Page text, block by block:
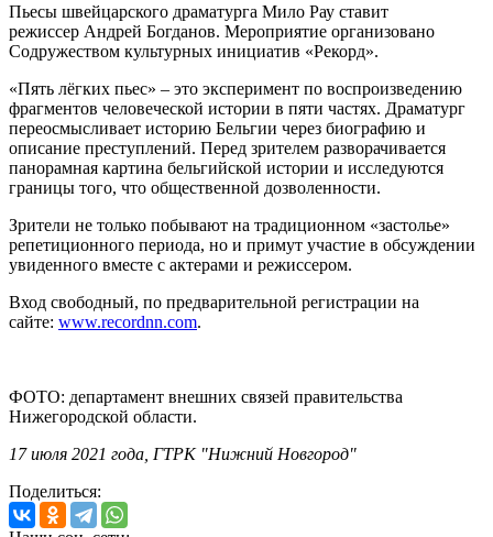
Пьесы швейцарского драматурга Мило Рау ставит
режиссер Андрей Богданов. Мероприятие организовано
Содружеством культурных инициатив «Рекорд».
«Пять лёгких пьес» – это эксперимент по воспроизведению
фрагментов человеческой истории в пяти частях. Драматург
переосмысливает историю Бельгии через биографию и
описание преступлений. Перед зрителем разворачивается
панорамная картина бельгийской истории и исследуются
границы того, что общественной дозволенности.
Зрители не только побывают на традиционном «застолье»
репетиционного периода, но и примут участие в обсуждении
увиденного вместе с актерами и режиссером.
Вход свободный, по предварительной регистрации на
сайте: www.recordnn.com.
ФОТО: департамент внешних связей правительства
Нижегородской области.
17 июля 2021 года, ГТРК "Нижний Новгород"
Поделиться: